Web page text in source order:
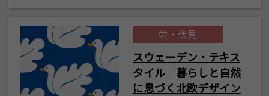
栄・伏見
スウェーデン・テキス
タイル 暮らしと自然
に息づく北欧デザイン